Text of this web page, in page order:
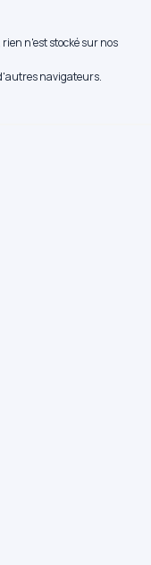
n'est stocké sur nos
navigateurs.